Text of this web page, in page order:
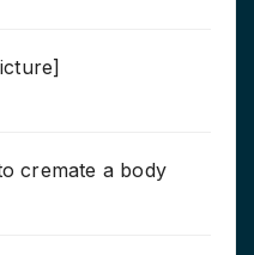
cremate a body